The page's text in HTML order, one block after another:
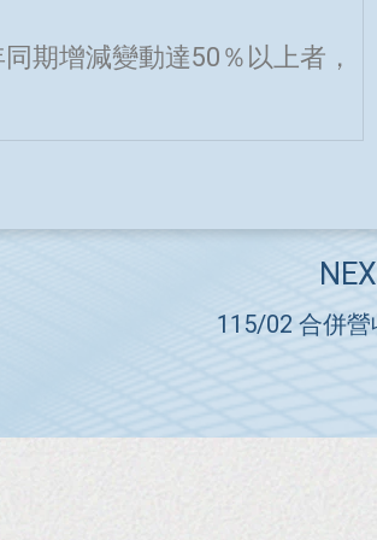
期增減變動達50％以上者，
115/02 合併營